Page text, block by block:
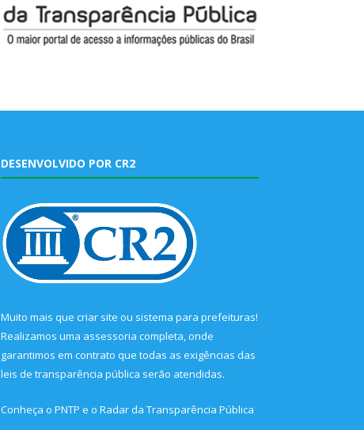
DESENVOLVIDO POR CR2
Muito mais que criar site ou sistema para prefeituras!
Realizamos uma assessoria completa, onde
garantimos em contrato que todas as exigências das
leis de transparência pública serão atendidas.
Conheça o PNTP e o Radar da Transparência Pública